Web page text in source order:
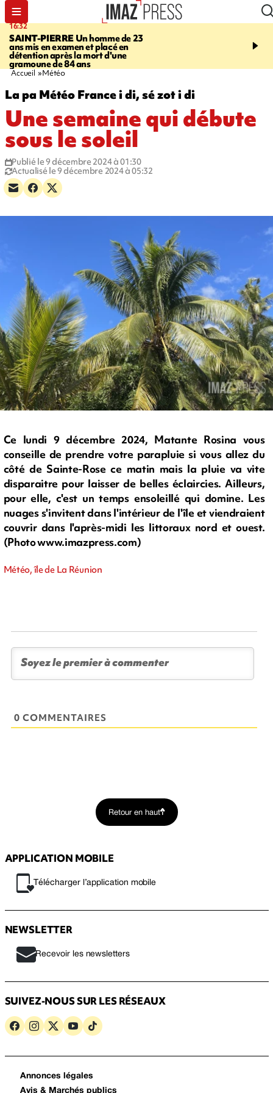
16:32
SAINT-PIERREUn homme de 23
ans mis en examen et placé en
détention après la mort d'une
gramoune de 84 ans
21:08
et Turquie scellent un
Accueil Météo
La pa Météo France i di, sé zot i di
Une semaine qui débute
sous le soleil
Publié le 9 décembre 2024 à 01:30
Actualisé le 9 décembre 2024 à 05:32
Ce lundi 9 décembre 2024, Matante Rosina vous
conseille de prendre votre parapluie si vous allez du
côté de Sainte-Rose ce matin mais la pluie va vite
disparaitre pour laisser de belles éclaircies. Ailleurs,
pour elle, c'est un temps ensoleillé qui domine. Les
nuages s'invitent dans l'intérieur de l'île et viendraient
couvrir dans l'après-midi les littoraux nord et ouest.
(Photo www.imazpress.com)
Météo, île de La Réunion
0 COMMENTAIRES
Retour en haut
APPLICATION MOBILE
Télécharger l’application mobile
NEWSLETTER
Recevoir les newsletters
SUIVEZ-NOUS SUR LES RÉSEAUX
Annonces légales
Avis & Marchés publics